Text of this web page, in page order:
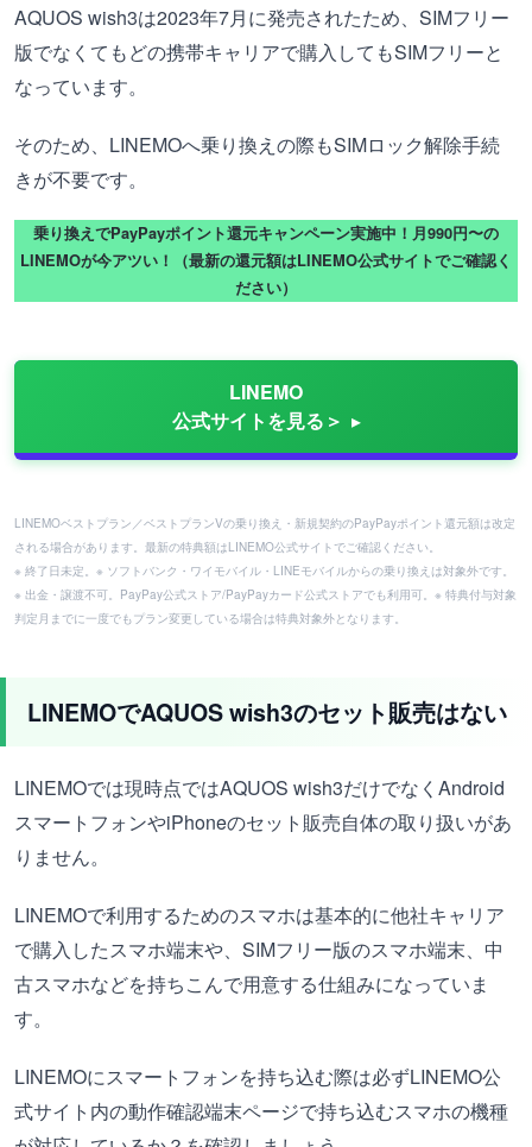
AQUOS wish3は2023年7月に発売されたため、SIMフリー
版でなくてもどの携帯キャリアで購入してもSIMフリーと
なっています。
そのため、LINEMOへ乗り換えの際もSIMロック解除手続
きが不要です。
乗り換えでPayPayポイント還元キャンペーン実施中！月990円〜の
LINEMOが今アツい！（最新の還元額はLINEMO公式サイトでご確認く
ださい）
LINEMO
公式サイトを見る＞
LINEMOベストプラン／ベストプランVの乗り換え・新規契約のPayPayポイント還元額は改定
される場合があります。最新の特典額はLINEMO公式サイトでご確認ください。
※ 終了日未定。※ ソフトバンク・ワイモバイル・LINEモバイルからの乗り換えは対象外です。
※ 出金・譲渡不可。PayPay公式ストア/PayPayカード公式ストアでも利用可。※ 特典付与対象
判定月までに一度でもプラン変更している場合は特典対象外となります。
LINEMOでAQUOS wish3のセット販売はない
LINEMOでは現時点ではAQUOS wish3だけでなくAndroid
スマートフォンやiPhoneのセット販売自体の取り扱いがあ
りません。
LINEMOで利用するためのスマホは基本的に他社キャリア
で購入したスマホ端末や、SIMフリー版のスマホ端末、中
古スマホなどを持ちこんで用意する仕組みになっていま
す。
LINEMOにスマートフォンを持ち込む際は必ずLINEMO公
式サイト内の動作確認端末ページで持ち込むスマホの機種